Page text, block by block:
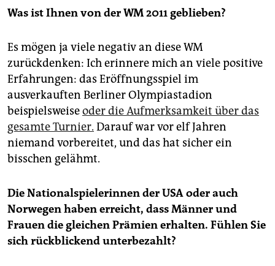
Was ist Ihnen von der WM 2011 geblieben?
Es mögen ja viele negativ an diese WM
zurückdenken: Ich erinnere mich an viele positive
Erfahrungen: das Eröffnungsspiel im
ausverkauften Berliner Olympiastadion
beispielsweiseoder die Aufmerksamkeit über das
gesamte Turnier. Darauf war vor elf Jahren
niemand vorbereitet, und das hat sicher ein
bisschen gelähmt.
Die Nationalspielerinnen der USA oder auch
Norwegen haben erreicht, dass Männer und
Frauen die gleichen Prämien erhalten. Fühlen Sie
sich rückblickend unterbezahlt?